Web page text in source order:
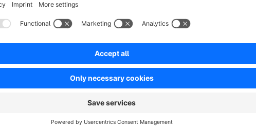
Content Creator
LIVE Demo
Die Darstellung und die verschiedenen Einstellungsmöglichkeiten